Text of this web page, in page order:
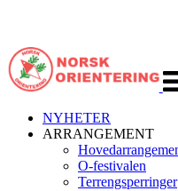
NYHETER
ARRANGEMENT
O-festivalen
Terrengsperringer